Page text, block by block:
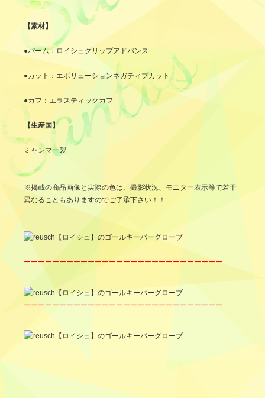
【素材】
●パーム：ロイシュグリップアドバンス
●カット：エボリューションネガティブカット
●カフ：エラスティックカフ
【生産国】
ミャンマー製
※掲載の商品画像と実際の色は、撮影状況、モニター表示等で若干
異なることもありますのでご了承下さい！！
ーーーーーーーーーーーーーーーーーーーーーーーーーーーー
ーーーーーーーーーーーーーーーーーーーーーーーーーーーー